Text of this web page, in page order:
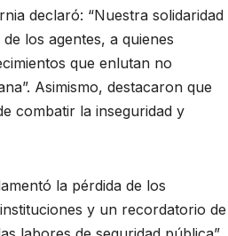
declaró: “Nuestra solidaridad
los agentes, a quienes
que enlutan no
Asimismo, destacaron que
combatir la inseguridad y
la pérdida de los
y un recordatorio de